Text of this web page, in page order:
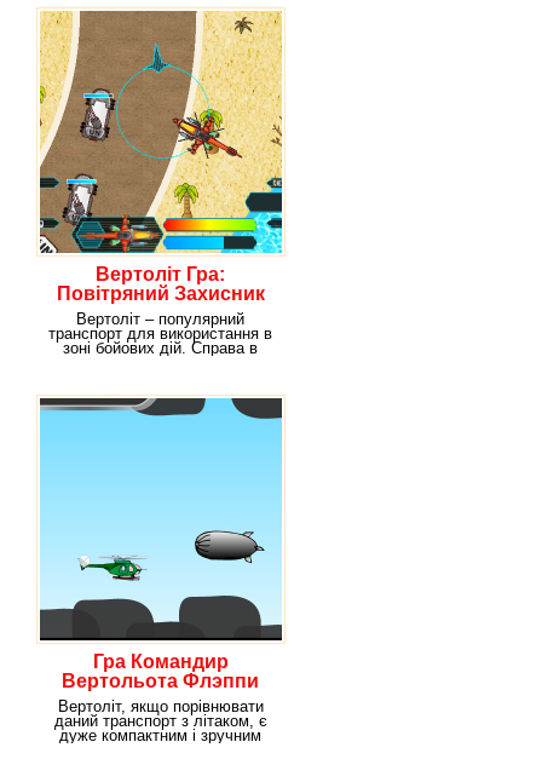
Вертоліт Гра:
Повітряний Захисник
Вертоліт – популярний
транспорт для використання в
зоні бойових дій. Справа в
Гра Командир
Вертольота Флэппи
Вертоліт, якщо порівнювати
даний транспорт з літаком, є
дуже компактним і зручним